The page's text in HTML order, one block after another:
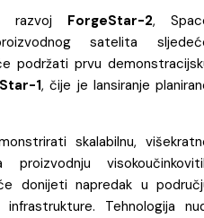
razvoj ForgeStar-2,
satelita
podržati prvu
1, čije je lansiranje
skalabilnu,
donijeti napredak u
Tehnologija